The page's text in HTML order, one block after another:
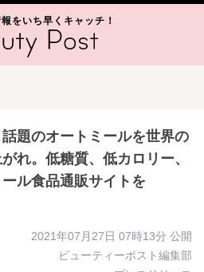
をいち早くキャッチ！
題のオートミールを世界の
れ。低糖質、低カロリー、
ル食品通販サイトを
2021年07月27日 07時13分 公開
ビューティーポスト編集部